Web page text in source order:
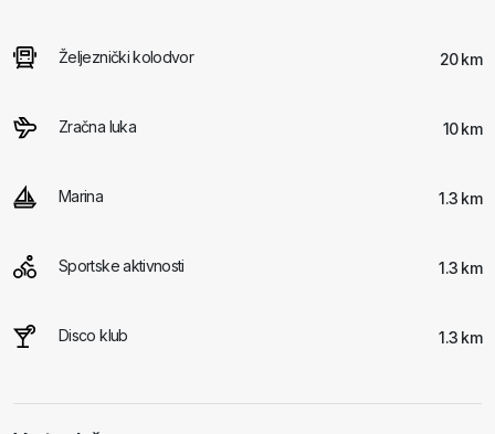
Željeznički kolodvor 20 km
Zračna luka 10 km
Marina 1.3 km
Sportske aktivnosti 1.3 km
Disco klub 1.3 km